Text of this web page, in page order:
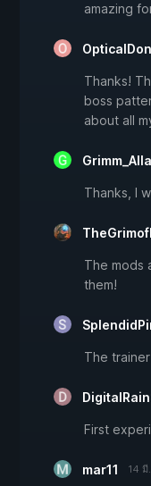
amazing
Thanks!
boss
about all
Thanks, I
The mods
them!
The
First
mar11 14 มี